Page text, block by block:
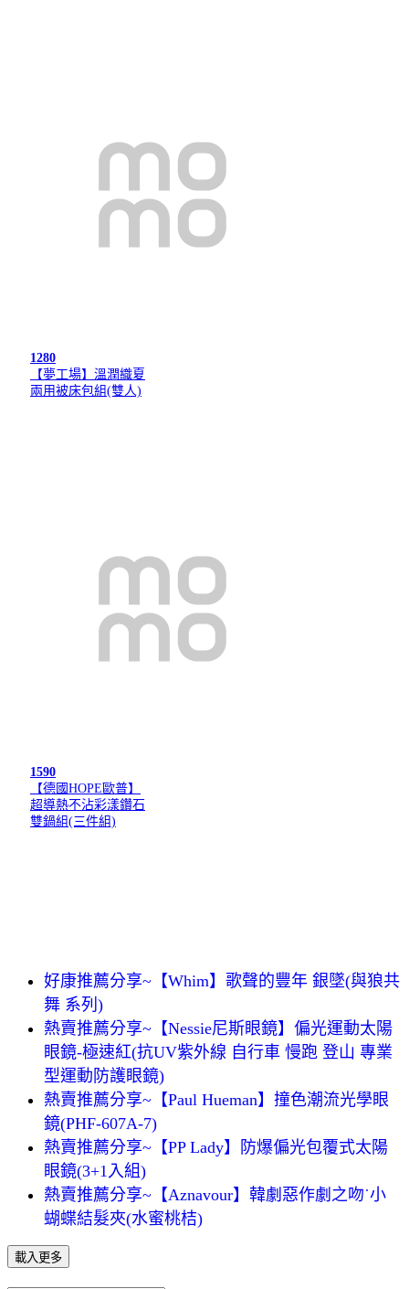
1280
【夢工場】溫潤織夏
兩用被床包組(雙人)
1590
【德國HOPE歐普】
超導熱不沾彩漾鑽石
雙鍋組(三件組)
好康推薦分享~【Whim】歌聲的豐年 銀墜(與狼共
舞 系列)
熱賣推薦分享~【Nessie尼斯眼鏡】偏光運動太陽
眼鏡-極速紅(抗UV紫外線 自行車 慢跑 登山 專業
型運動防護眼鏡)
熱賣推薦分享~【Paul Hueman】撞色潮流光學眼
鏡(PHF-607A-7)
熱賣推薦分享~【PP Lady】防爆偏光包覆式太陽
眼鏡(3+1入組)
熱賣推薦分享~【Aznavour】韓劇惡作劇之吻˙小
蝴蝶結髮夾(水蜜桃桔)
載入更多